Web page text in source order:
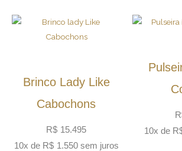
Brinco Lady Like
Cabochons
R$ 15.495
10x de R$ 1.550 sem juros
10x de